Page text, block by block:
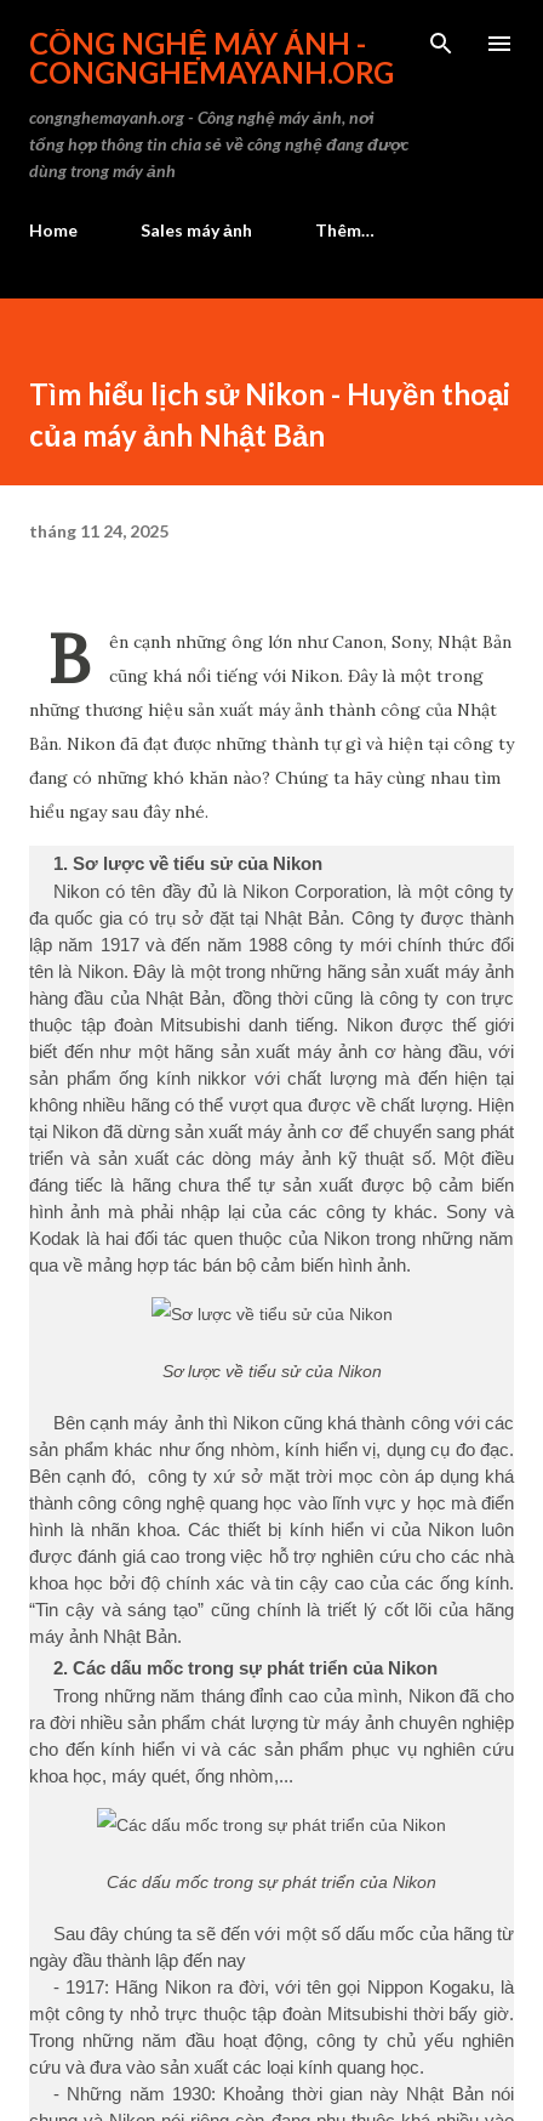
Chuyển đến nội dung chính
CÔNG NGHỆ MÁY ẢNH -
CONGNGHEMAYANH.ORG
congnghemayanh.org - Công nghệ máy ảnh, nơi
tổng hợp thông tin chia sẻ về công nghệ đang được
dùng trong máy ảnh
Home Sales máy ảnh Thêm…
Tìm hiểu lịch sử Nikon - Huyền thoại
của máy ảnh Nhật Bản
tháng 11 24, 2025
B
ên cạnh những ông lớn như Canon, Sony, Nhật Bản
cũng khá nổi tiếng với Nikon. Đây là một trong
những thương hiệu sản xuất máy ảnh thành công của Nhật
Bản. Nikon đã đạt được những thành tự gì và hiện tại công ty
đang có những khó khăn nào? Chúng ta hãy cùng nhau tìm
hiểu ngay sau đây nhé.
1. Sơ lược về tiểu sử của Nikon
Nikon có tên đầy đủ là Nikon Corporation, là một công ty
đa quốc gia có trụ sở đặt tại Nhật Bản. Công ty được thành
lập năm 1917 và đến năm 1988 công ty mới chính thức đổi
tên là Nikon. Đây là một trong những hãng sản xuất máy ảnh
hàng đầu của Nhật Bản, đồng thời cũng là công ty con trực
thuộc tập đoàn Mitsubishi danh tiếng. Nikon được thế giới
biết đến như một hãng sản xuất máy ảnh cơ hàng đầu, với
sản phẩm ống kính nikkor với chất lượng mà đến hiện tại
không nhiều hãng có thể vượt qua được về chất lượng. Hiện
tại Nikon đã dừng sản xuất máy ảnh cơ để chuyển sang phát
triển và sản xuất các dòng máy ảnh kỹ thuật số. Một điều
đáng tiếc là hãng chưa thể tự sản xuất được bộ cảm biến
hình ảnh mà phải nhập lại của các công ty khác. Sony và
Kodak là hai đối tác quen thuộc của Nikon trong những năm
qua về mảng hợp tác bán bộ cảm biến hình ảnh.
Sơ lược về tiểu sử của Nikon
Bên cạnh máy ảnh thì Nikon cũng khá thành công với các
sản phẩm khác như ống nhòm, kính hiển vị, dụng cụ đo đạc.
Bên cạnh đó, công ty xứ sở mặt trời mọc còn áp dụng khá
thành công công nghệ quang học vào lĩnh vực y học mà điển
hình là nhãn khoa. Các thiết bị kính hiển vi của Nikon luôn
được đánh giá cao trong việc hỗ trợ nghiên cứu cho các nhà
khoa học bởi độ chính xác và tin cậy cao của các ống kính.
“Tin cậy và sáng tạo” cũng chính là triết lý cốt lõi của hãng
máy ảnh Nhật Bản.
2. Các dấu mốc trong sự phát triển của Nikon
Trong những năm tháng đỉnh cao của mình, Nikon đã cho
ra đời nhiều sản phẩm chát lượng từ máy ảnh chuyên nghiệp
cho đến kính hiển vi và các sản phẩm phục vụ nghiên cứu
khoa học, máy quét, ống nhòm,...
Các dấu mốc trong sự phát triển của Nikon
Sau đây chúng ta sẽ đến với một số dấu mốc của hãng từ
ngày đầu thành lập đến nay
- 1917: Hãng Nikon ra đời, với tên gọi Nippon Kogaku, là
một công ty nhỏ trực thuộc tập đoàn Mitsubishi thời bấy giờ.
Trong những năm đầu hoạt động, công ty chủ yếu nghiên
cứu và đưa vào sản xuất các loại kính quang học.
- Những năm 1930: Khoảng thời gian này Nhật Bản nói